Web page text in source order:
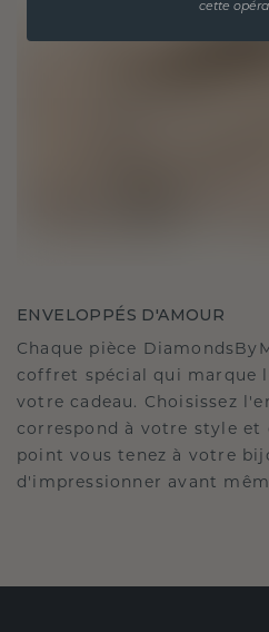
ENVELOPPÉS D'AMOUR
Chaque pièce
coffret spécial qui marque
votre cadeau. Choisissez
correspond à votre style et
point vous tenez à votre
d'impressionner avant
cette